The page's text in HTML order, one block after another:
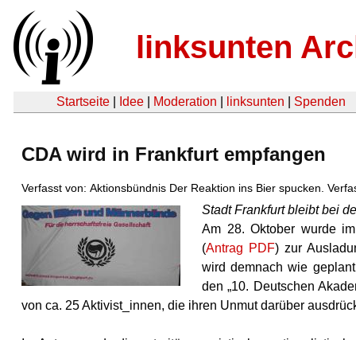
linksunten
Startseite Idee Moderation linksunten Spenden
CDA wird in Frankfurt empfangen
Verfasst von: Aktionsbündnis Der Reaktion ins Bier spucken.
Stadt Frankfurt bleibt bei
Am 28. Oktober wurde
(Antrag PDF) zur
wird demnach wie
den „10. Deutschen
von ca. 25 Aktivist_innen, die ihren Unmut darüber